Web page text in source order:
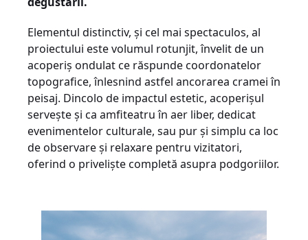
Elementul distinctiv, și cel mai spectaculos, al
proiectului este volumul rotunjit, învelit de un
acoperiș ondulat ce răspunde coordonatelor
topografice, înlesnind astfel ancorarea cramei în
peisaj. Dincolo de impactul estetic, acoperișul
servește și ca amfiteatru în aer liber, dedicat
evenimentelor culturale, sau pur și simplu ca loc
de observare și relaxare pentru vizitatori,
oferind o priveliște completă asupra podgoriilor.